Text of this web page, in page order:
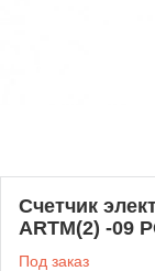
Счетчик
ARTM(2) -09
Под заказ